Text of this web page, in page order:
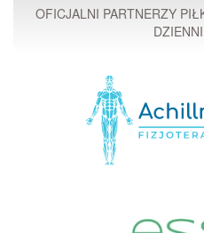
OFICJALNI PARTNERZY